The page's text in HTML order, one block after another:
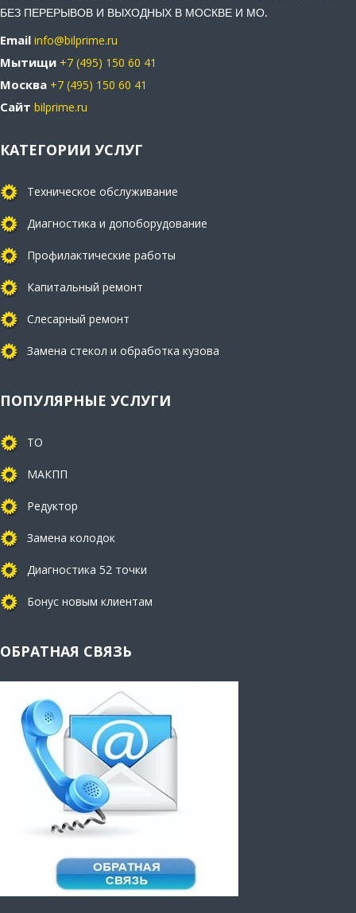
БЕЗ ПЕРЕРЫВОВ И ВЫХОДНЫХ В МОСКВЕ И МО.
Email info@bilprime.ru
Мытищи +7 (495) 150 60 41
Москва +7 (495) 150 60 41
Сайт bilprime.ru
КАТЕГОРИИ УСЛУГ
Техническое обслуживание
Диагностика и допоборудование
Профилактические работы
Капитальный ремонт
Слесарный ремонт
Замена стекол и обработка кузова
ПОПУЛЯРНЫЕ УСЛУГИ
ТО
МАКПП
Редуктор
Замена колодок
Диагностика 52 точки
Бонус новым клиентам
ОБРАТНАЯ СВЯЗЬ